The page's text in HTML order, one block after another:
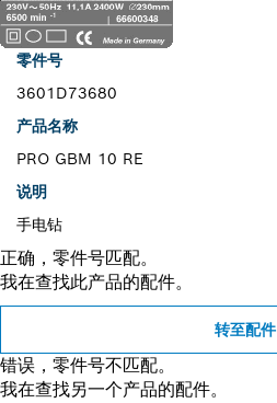
零件号
3601D73680
产品名称
PRO GBM 10 RE
说明
手电钻
正确，零件号匹配。
我在查找此产品的配件。
转至配件
错误，零件号不匹配。
我在查找另一个产品的配件。